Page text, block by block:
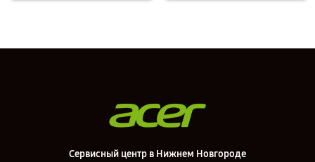
Сервисный центр в Нижнем Новгороде